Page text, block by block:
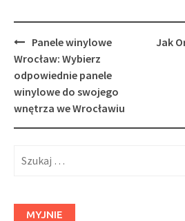
Post
navigation
Panele winylowe
Wrocław: Wybierz
odpowiednie panele
winylowe do swojego
wnętrza we Wrocławiu
Jak
MYJNIE